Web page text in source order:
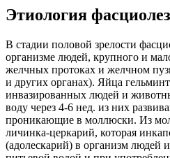
Этиология
В стадии половой зрелости
организме людей, крупного и
желчных протоках и желчном
и других органах). Яйца
инвазированных людей и
воду через 4-6 нед. из них
проникающие в моллюски. Из
личинка-церкарий, которая
(адолескарий) в организм людей